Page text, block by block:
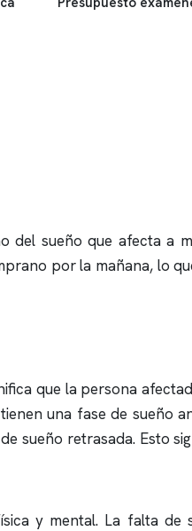
del sueño que afecta a
por la mañana, lo
que la persona
una fase de sueño
sueño retrasada. Esto
y mental. La falta